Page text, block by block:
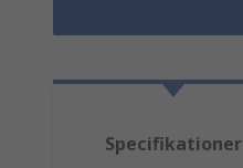
Specifikationer